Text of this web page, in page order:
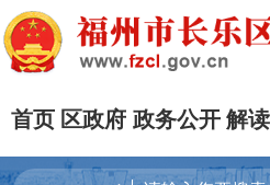
首页 区政府 政务公开 解